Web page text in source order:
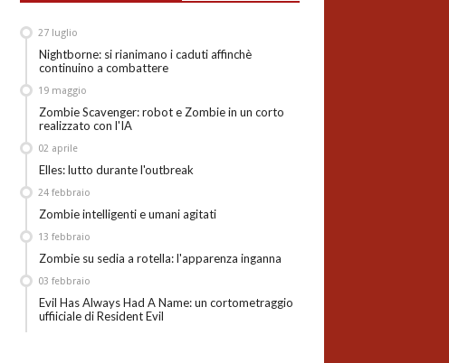
Nightborne: si rianimano i caduti affinchè
continuino a combattere
27 luglio
Zombie Scavenger: robot e Zombie in un corto
realizzato con l'IA
19 maggio
Elles: lutto durante l'outbreak
02 aprile
Zombie intelligenti e umani agitati
24 febbraio
Zombie su sedia a rotella: l'apparenza inganna
13 febbraio
Evil Has Always Had A Name: un cortometraggio
uffiiciale di Resident Evil
03 febbraio